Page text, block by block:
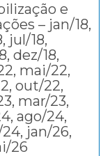
e
– jan/18,
jul/18,
dez/18,
mai/22,
out/22,
mar/23,
ago/24,
jan/26,
26